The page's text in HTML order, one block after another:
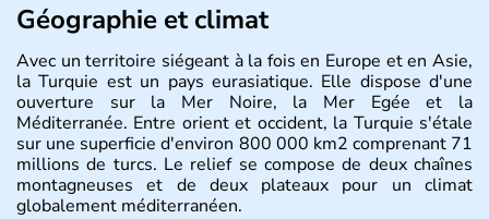
Géographie et climat
Avec un territoire siégeant à la fois en Europe et en Asie,
la Turquie est un pays eurasiatique. Elle dispose d'une
ouverture sur la Mer Noire, la Mer Egée et la
Méditerranée. Entre orient et occident, la Turquie s'étale
sur une superficie d'environ 800 000 km2 comprenant 71
millions de turcs. Le relief se compose de deux chaînes
montagneuses et de deux plateaux pour un climat
globalement méditerranéen.